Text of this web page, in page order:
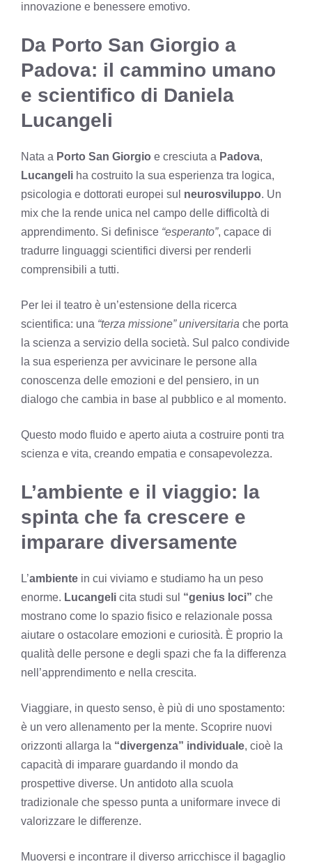
innovazione e benessere emotivo.
Da Porto San Giorgio a
Padova: il cammino umano
e scientifico di Daniela
Lucangeli
Nata a Porto San Giorgio e cresciuta a Padova,
Lucangeli ha costruito la sua esperienza tra logica,
psicologia e dottorati europei sul neurosviluppo. Un
mix che la rende unica nel campo delle difficoltà di
apprendimento. Si definisce “esperanto”, capace di
tradurre linguaggi scientifici diversi per renderli
comprensibili a tutti.
Per lei il teatro è un’estensione della ricerca
scientifica: una “terza missione” universitaria che porta
la scienza a servizio della società. Sul palco condivide
la sua esperienza per avvicinare le persone alla
conoscenza delle emozioni e del pensiero, in un
dialogo che cambia in base al pubblico e al momento.
Questo modo fluido e aperto aiuta a costruire ponti tra
scienza e vita, creando empatia e consapevolezza.
L’ambiente e il viaggio: la
spinta che fa crescere e
imparare diversamente
L’ambiente in cui viviamo e studiamo ha un peso
enorme. Lucangeli cita studi sul “genius loci” che
mostrano come lo spazio fisico e relazionale possa
aiutare o ostacolare emozioni e curiosità. È proprio la
qualità delle persone e degli spazi che fa la differenza
nell’apprendimento e nella crescita.
Viaggiare, in questo senso, è più di uno spostamento:
è un vero allenamento per la mente. Scoprire nuovi
orizzonti allarga la “divergenza” individuale, cioè la
capacità di imparare guardando il mondo da
prospettive diverse. Un antidoto alla scuola
tradizionale che spesso punta a uniformare invece di
valorizzare le differenze.
Muoversi e incontrare il diverso arricchisce il bagaglio